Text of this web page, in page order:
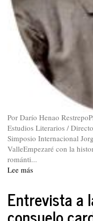
Por Darío Henao
Estudios Literarios /
Simposio Internacional
ValleEmpezaré con la
románti...
Lee más
LO
Entrevista a